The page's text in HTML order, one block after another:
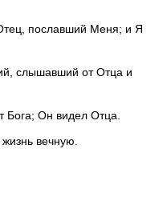
пославший Меня; и Я
слышавший от Отца и
Бога; Он видел Отца.
вечную.